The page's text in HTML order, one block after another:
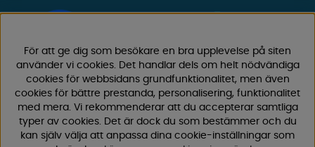
För att ge dig som besökare en bra upplevelse på siten
använder vi cookies. Det handlar dels om helt nödvändiga
cookies för webbsidans grundfunktionalitet, men även
cookies för bättre prestanda, personalisering, funktionalitet
med mera. Vi rekommenderar att du accepterar samtliga
typer av cookies. Det är dock du som bestämmer och du
kan själv välja att anpassa dina cookie-inställningar som